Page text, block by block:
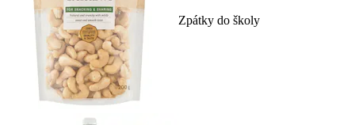
Zpátky do školy